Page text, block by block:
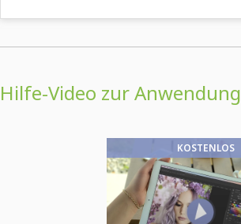
Hilfe-Video zur Anwendung
KOSTENLOS